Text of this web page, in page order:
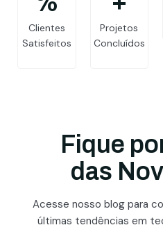
Clientes
Satisfeitos
Projetos
Concluídos
Fique
das
Acesse nosso blog para
últimas tendências em